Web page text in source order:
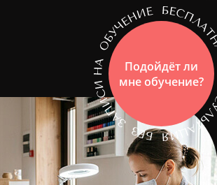
Подойдёт ли
мне обучение?